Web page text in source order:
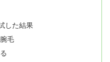
した結果
毛